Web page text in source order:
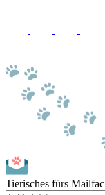
Tierisches fürs